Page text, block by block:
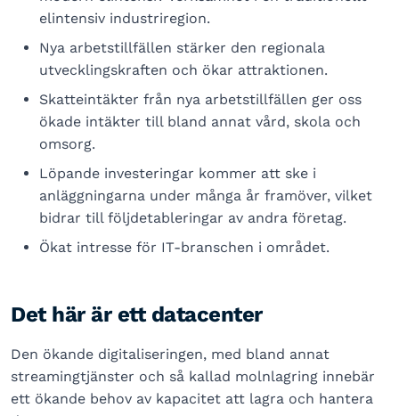
elintensiv industriregion.
Nya arbetstillfällen stärker den regionala
utvecklingskraften och ökar attraktionen.
Skatteintäkter från nya arbetstillfällen ger oss
ökade intäkter till bland annat vård, skola och
omsorg.
Löpande investeringar kommer att ske i
anläggningarna under många år framöver, vilket
bidrar till följdetableringar av andra företag.
Ökat intresse för IT-branschen i området.
Det här är ett datacenter
Den ökande digitaliseringen, med bland annat
streamingtjänster och så kallad molnlagring innebär
ett ökande behov av kapacitet att lagra och hantera